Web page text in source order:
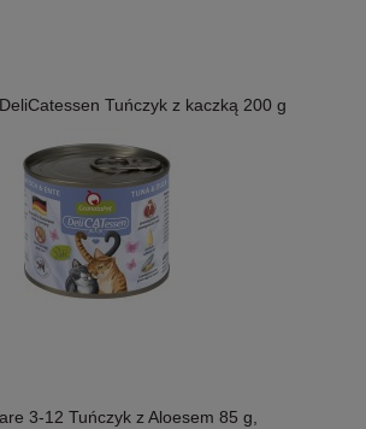
Tuńczyk z kaczką 200 g
3-12 Tuńczyk z Aloesem 85 g,